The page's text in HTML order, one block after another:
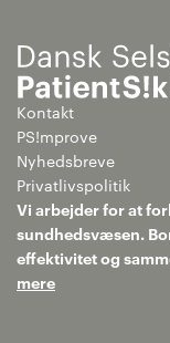
Kontakt
PS!mprove
Nyhedsbreve
Privatlivspolitik
Vi arbejder for at
sundhedsvæsen.
effektivitet og
mere